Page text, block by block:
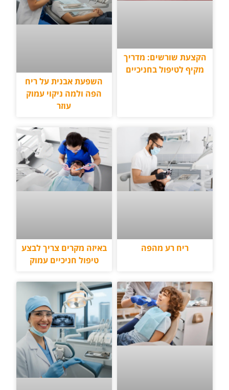
הקצעת שורשים: מדריך
מקיף לטיפול בחניכיים
השפעת אבנית על ריח
הפה ולמה ניקוי עמוק
עוזר
ריח רע מהפה
באיזה מקרים צריך לבצע
טיפול חניכיים עמוק